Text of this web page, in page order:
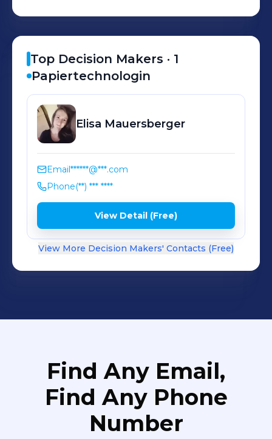
100% recycelbar. Lernen Sie uns
kennen und erleben Sie „Papier in
Perfektion“.
Top Decision Makers · 1
Papiertechnologin
Elisa Mauersberger
Email******@***.com
Phone(**) *** ****
View Detail (Free)
View More Decision Makers' Contacts (Free)
Find Any Email,
Find Any Phone
Number